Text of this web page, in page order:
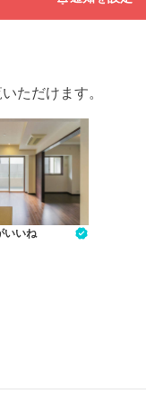
ただけます。
いいね